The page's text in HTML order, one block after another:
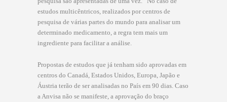
estudos multicêntricos, realizados por centros de
pesquisa de várias partes do mundo para analisar um
determinado medicamento, a regra tem mais um
ingrediente para facilitar a análise.
Propostas de estudos que já tenham sido aprovadas em
centros do Canadá, Estados Unidos, Europa, Japão e
Áustria terão de ser analisadas no País em 90 dias. Caso
a Anvisa não se manifeste, a aprovação do braço